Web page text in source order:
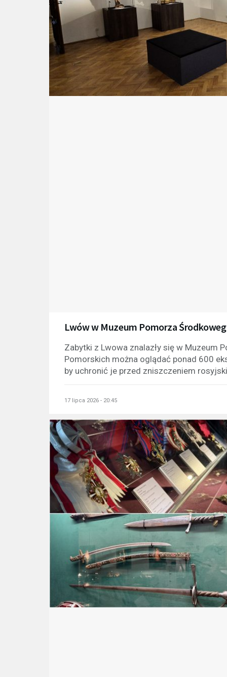
Lwów w Muzeum Pomorza
Zabytki z Lwowa znalazły się w Muzeum
Pomorskich można oglądać ponad 600
by uchronić je przed zniszczeniem
17 lipca 2026 - 20:45